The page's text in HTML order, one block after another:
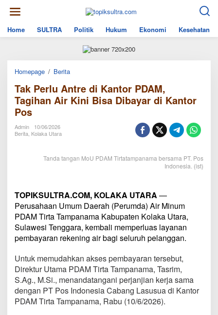
content
Home
SULTRA Politik Hukum Ekonomi Kesehatan
Homepage / BeritaTak
Antre
di
Kantor
di
Kantor
Tak Perlu Antre di Kantor PDAM,
Tagihan Air Kini Bisa Dibayar di Kantor
Pos
Admin
10/06/2026
Berita Kolaka Utara
Tanda tangan MoU PDAM Tirtatampanama bersama PT. Pos
Indonesia. (ist)
TOPIKSULTRA.COM, KOLAKA UTARA —
Perusahaan Umum Daerah (Perumda) Air Minum
PDAM Tirta Tampanama Kabupaten Kolaka Utara,
Sulawesi Tenggara, kembali memperluas layanan
pembayaran rekening air bagi seluruh pelanggan.
Untuk memudahkan akses pembayaran tersebut,
Direktur Utama PDAM Tirta Tampanama, Tasrim,
S.Ag., M.Si., menandatangani perjanjian kerja sama
dengan PT Pos Indonesia Cabang Lasusua di Kantor
PDAM Tirta Tampanama, Rabu (10/6/2026).